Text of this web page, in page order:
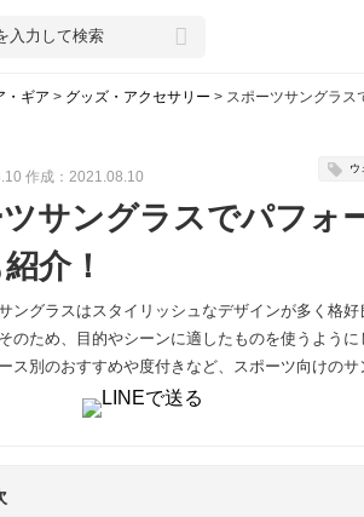
・ギア > グッズ・アクセサリー > スポーツサングラス
作成：2021.08.10 ウ
サングラスでパフォ
介！
ングラスはスタイリッシュなデザインが多く格
のため、目的やシーンに適したものを使うよう
ス別のおすすめや度付きなど、スポーツ向けのサ